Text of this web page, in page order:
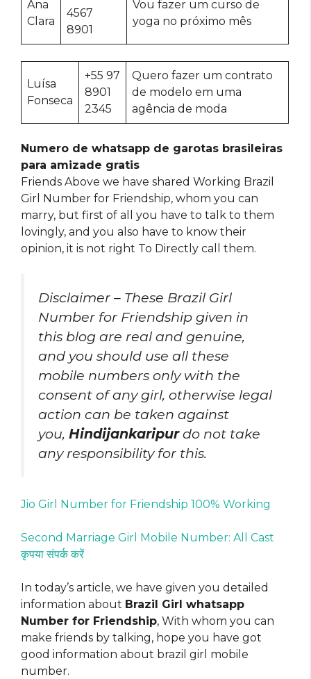
Ana
Clara
4567
8901
Vou fazer um curso de
yoga no próximo mês
Luísa
Fonseca
+55 97
8901
2345
Quero fazer um contrato
de modelo em uma
agência de moda
Numero de whatsapp de garotas brasileiras
para amizade gratis
Friends Above we have shared Working Brazil
Girl Number for Friendship, whom you can
marry, but first of all you have to talk to them
lovingly, and you also have to know their
opinion, it is not right To Directly call them.
Disclaimer – These Brazil Girl
Number for Friendship given in
this blog are real and genuine,
and you should use all these
mobile numbers only with the
consent of any girl, otherwise legal
action can be taken against
you, Hindijankaripurdo not take
any responsibility for this.
Jio Girl Number for Friendship 100% Working
Second Marriage Girl Mobile Number: All Cast
कृपया संपर्क करें
In today’s article, we have given you detailed
information about Brazil Girl whatsapp
Number for Friendship, With whom you can
make friends by talking, hope you have got
good information about brazil girl mobile
number.